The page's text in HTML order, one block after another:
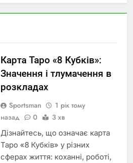
П’ятірка мечів у
Таро: значення в
вирощування,
догляд і безпека
4 Місяці Тому Назад
Георгіна:
походження назви,
історія та
вирощування
5 Місяців Тому Назад
Відпочинок у Греції:
куди поїхати, що
подивитися та коли
краще планувати
подорож
Карта Таро «8 Кубків»:
Значення і тлумачення в
розкладах
Sportsman
1 рік тому
назад
0 3 хв
Дізнайтесь, що означає карта
Таро «8 Кубків» у різних
сферах життя: коханні, роботі,